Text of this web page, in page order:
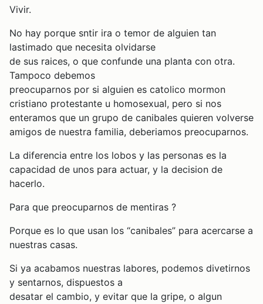
Vivir.
No hay porque sntir ira o temor de alguien tan
lastimado que necesita olvidarse
de sus raices, o que confunde una planta con otra.
Tampoco debemos
preocuparnos por si alguien es catolico mormon
cristiano protestante u homosexual, pero si nos
enteramos que un grupo de canibales quieren volverse
amigos de nuestra familia, deberiamos preocuparnos.
La diferencia entre los lobos y las personas es la
capacidad de unos para actuar, y la decision de
hacerlo.
Para que preocuparnos de mentiras ?
Porque es lo que usan los “canibales” para acercarse a
nuestras casas.
Si ya acabamos nuestras labores, podemos divetirnos
y sentarnos, dispuestos a
desatar el cambio, y evitar que la gripe, o algun